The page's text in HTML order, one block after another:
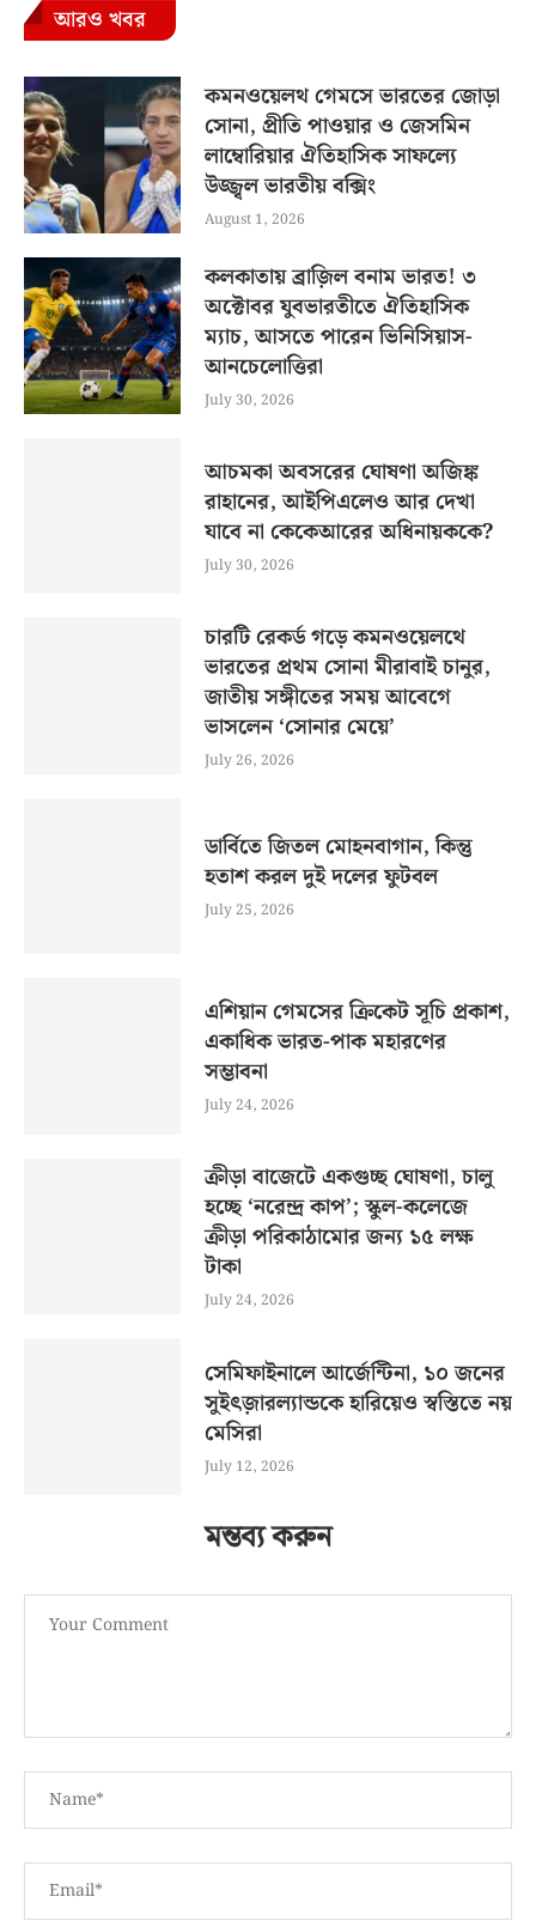
আরও খবর
কমনওয়েলথ গেমসে ভারতের জোড়া
সোনা, প্রীতি পাওয়ার ও জেসমিন
লাম্বোরিয়ার ঐতিহাসিক সাফল্যে
উজ্জ্বল ভারতীয় বক্সিং
August 1, 2026
কলকাতায় ব্রাজ়িল বনাম ভারত! ৩
অক্টোবর যুবভারতীতে ঐতিহাসিক
ম্যাচ, আসতে পারেন ভিনিসিয়াস-
আনচেলোত্তিরা
July 30, 2026
আচমকা অবসরের ঘোষণা অজিঙ্ক
রাহানের, আইপিএলেও আর দেখা
যাবে না কেকেআরের অধিনায়ককে?
July 30, 2026
চারটি রেকর্ড গড়ে কমনওয়েলথে
ভারতের প্রথম সোনা মীরাবাই চানুর,
জাতীয় সঙ্গীতের সময় আবেগে
ভাসলেন ‘সোনার মেয়ে’
July 26, 2026
ডার্বিতে জিতল মোহনবাগান, কিন্তু
হতাশ করল দুই দলের ফুটবল
July 25, 2026
এশিয়ান গেমসের ক্রিকেট সূচি প্রকাশ,
একাধিক ভারত-পাক মহারণের
সম্ভাবনা
July 24, 2026
ক্রীড়া বাজেটে একগুচ্ছ ঘোষণা, চালু
হচ্ছে ‘নরেন্দ্র কাপ’; স্কুল-কলেজে
ক্রীড়া পরিকাঠামোর জন্য ১৫ লক্ষ
টাকা
July 24, 2026
সেমিফাইনালে আর্জেন্টিনা, ১০ জনের
সুইৎজ়ারল্যান্ডকে হারিয়েও স্বস্তিতে নয়
মেসিরা
July 12, 2026
মন্তব্য করুন